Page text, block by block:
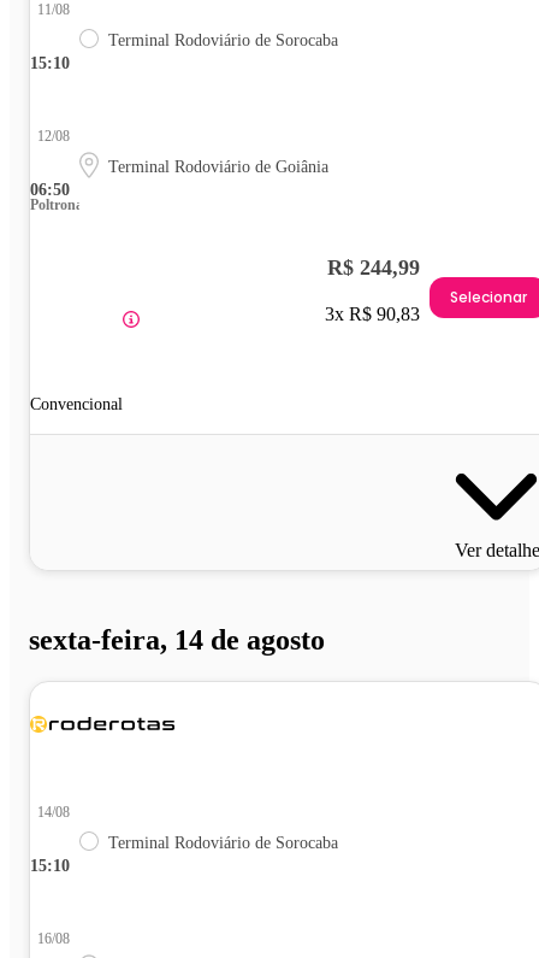
15:10
11/08
Terminal Rodoviário de Sorocaba
06:50
12/08
Terminal Rodoviário de Goiânia
Poltrona
Convencional
R$ 244,99
3x R$ 90,83
Selecionar
Ver
sexta-feira, 14 de agosto
15:10
14/08
Terminal Rodoviário de Sorocaba
16/08